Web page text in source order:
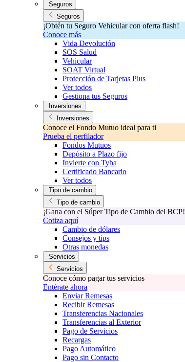
Seguros
Seguros
¡Obtén tu Seguro Vehicular con oferta flash!
Conoce más
Vida Devolución
SOS Salud
Vehicular
SOAT Virtual
Protección de Tarjetas Plus
Ver todos
Gestiona tus Seguros
Inversiones
Inversiones
Conoce el Fondo Mutuo ideal para ti
Prueba el perfilador
Fondos Mutuos
Depósito a Plazo fijo
Invierte con Tyba
Certificado Bancario
Ver todos
Tipo de cambio
Tipo de cambio
¡Gana con el Súper Tipo de Cambio del BCP!
Cotiza aquí
Cambio de dólares
Consejos y tips
Otras monedas
Servicios
Servicios
Conoce cómo pagar tus servicios
Entérate ahora
Enviar Remesas
Recibir Remesas
Transferencias Nacionales
Transferencias al Exterior
Pago de Servicios
Recargas
Pago Automático
Pago sin Contacto